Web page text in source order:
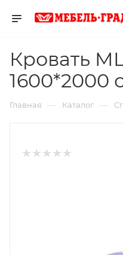
Кровать
1600*2000
Главная — Каталог —